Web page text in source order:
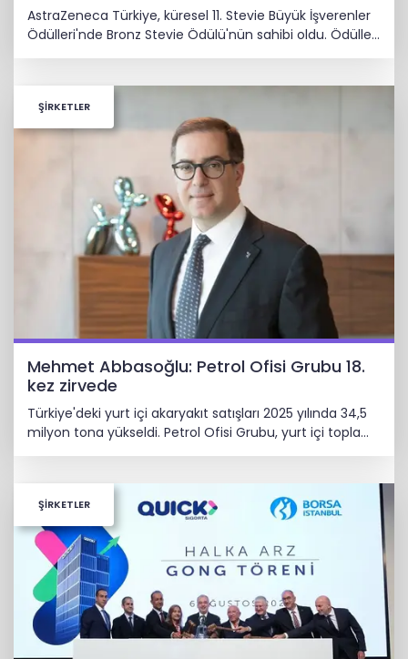
AstraZeneca Türkiye, küresel 11. Stevie Büyük İşverenler
Ödülleri'nde Bronz Stevie Ödülü'nün sahibi oldu. Ödüller
ŞİRKETLER
Mehmet Abbasoğlu: Petrol Ofisi Grubu 18.
kez zirvede
Türkiye'deki yurt içi akaryakıt satışları 2025 yılında 34,5
milyon tona yükseldi. Petrol Ofisi Grubu, yurt içi toplam
satışlarda 2025 yılını da zirvede kapattı.
ŞİRKETLER